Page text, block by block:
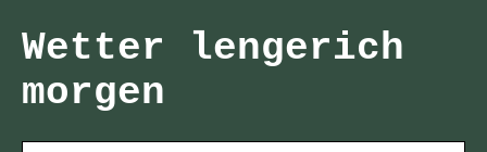
Wetter lengerich
morgen